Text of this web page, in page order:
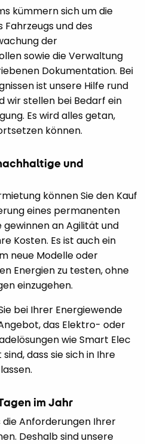
kümmern sich um die
und des
der
sowie die Verwaltung
Dokumentation. Bei
ist unsere Hilfe rund
wir stellen bei Bedarf ein
Es wird alles getan,
können.
und
können Sie den Kauf
eines permanenten
gewinnen an Agilität und
Kosten. Es ist auch ein
neue Modelle oder
Energien zu testen, ohne
einzugehen.
bei Ihrer Energiewende
das Elektro- oder
wie Smart Elec
dass sie sich in Ihre
im Jahr
die Anforderungen Ihrer
Deshalb sind unsere